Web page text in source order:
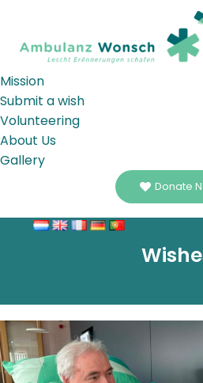
Mission
Submit a wish
Volunteering
About Us
Gallery
Donate